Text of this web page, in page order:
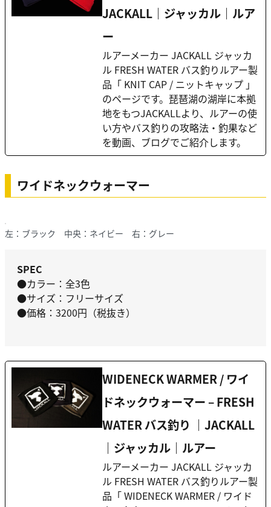
JACKALL｜ジャッカル｜ルア
ー
ルアーメーカー JACKALL ジャッカ
ル FRESH WATER バス釣りルアー製
品「 KNIT CAP / ニットキャップ 」
のページです。琵琶湖の湖岸に本拠
地をもつJACKALLより、ルアーの使
い方やバス釣りの攻略法・釣果など
を動画、ブログでご紹介します。
ワイドネックウォーマー
左：ブラック 中央：ネイビー 右：グレー
SPEC
●カラー：全3色
●サイズ：フリーサイズ
●価格：3200円（税抜き）
WIDENECK WARMER / ワイ
ドネックウォーマー – FRESH
WATER バス釣り ｜JACKALL
｜ジャッカル｜ルアー
ルアーメーカー JACKALL ジャッカ
ル FRESH WATER バス釣りルアー製
品「 WIDENECK WARMER / ワイド